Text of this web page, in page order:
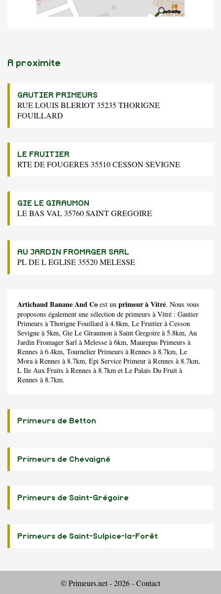
A proximite
GAUTIER PRIMEURS
RUE LOUIS BLERIOT 35235 THORIGNE
FOUILLARD
LE FRUITIER
RTE DE FOUGERES 35510 CESSON SEVIGNE
GIE LE GIRAUMON
LE BAS VAL 35760 SAINT GREGOIRE
AU JARDIN FROMAGER SARL
PL DE L EGLISE 35520 MELESSE
Artichaud Banane And Co est un primeur à Vitré. Nous vous
proposons également une sélection de primeurs à Vitré : Gautier
Primeurs à Thorigne Fouillard à 4.8km, Le Fruitier à Cesson
Sevigne à 5km, Gie Le Giraumon à Saint Gregoire à 5.8km, Au
Jardin Fromager Sarl à Melesse à 6km, Maurepas Primeurs à
Rennes à 6.4km, Tournelier Primeurs à Rennes à 8.7km, Le
Moraà Rennes à 8.7km, Epi Service Primeur à Rennes à 8.7km,
L Ile Aux Fruits à Rennes à 8.7km et Le Palais Du Fruit à
Rennes à 8.7km.
Primeurs de Betton
Primeurs de Chevaigné
Primeurs de Saint-Grégoire
Primeurs de Saint-Sulpice-la-Forêt
© Primeurs.net - 2026 -Contact